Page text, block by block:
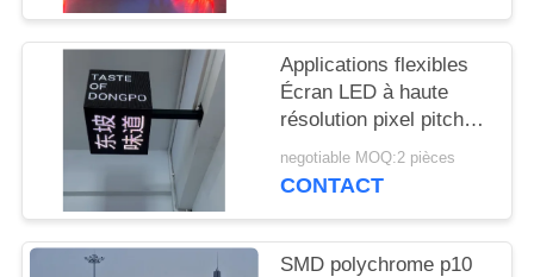
PLAN
PRIVACY
POLICY
Applications flexibles
Écran LED à haute
résolution pixel pitch
2,5 mm pour les lieux
de divertissement
negotiable MOQ:2 pièces
CONTACT
SMD polychrome p10